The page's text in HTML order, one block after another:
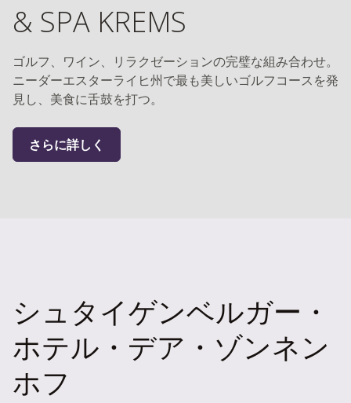
& SPA KREMS
ゴルフ、ワイン、リラクゼーションの完璧な組み合わせ。
ニーダーエスターライヒ州で最も美しいゴルフコースを発
見し、美食に舌鼓を打つ。
さらに詳しく
シュタイゲンベルガー・
ホテル・デア・ゾンネン
ホフ